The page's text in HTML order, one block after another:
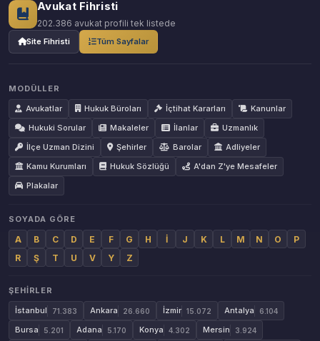
Avukat Fihristi
202.386 avukat profili tek listede
Site Fihristi Tüm Sayfalar
MODÜLLER
Avukatlar
Hukuk Büroları İçtihat Kararları
Kanunlar
Hukuki Sorular
Makaleler İlanlar
Uzmanlık
İlçe Uzman Dizini
Şehirler Barolar
Adliyeler
Kamu Kurumları
Hukuk Sözlüğü
A'dan Z'ye Mesafeler
Plakalar
SOYADA GÖRE
A B C D E F G H İ J K L M N O
P
R
Ş T U V Y Z
ŞEHIRLER
İstanbul
71.383 Ankara 26.660 İzmir 15.072 Antalya 6.104
Bursa 5.201 Adana 5.170 Konya 4.302 Mersin 3.924